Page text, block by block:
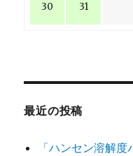
30 31
最近の投稿
「ハンセン溶解